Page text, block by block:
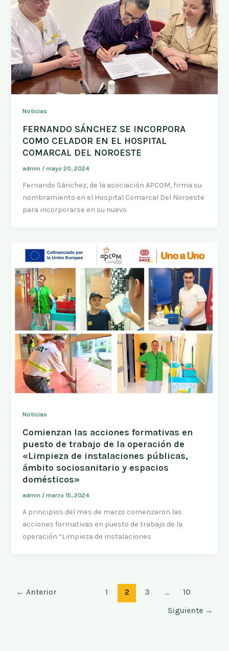
Noticias
FERNANDO SÁNCHEZ SE INCORPORA
COMO CELADOR EN EL HOSPITAL
COMARCAL DEL NOROESTE
admin /mayo 20, 2024
Fernando Sánchez, de la asociación APCOM, firma su
nombramiento en el Hospital Comarcal Del Noroeste
para incorporarse en su nuevo
Noticias
Comienzan las acciones formativas en
puesto de trabajo de la operación de
«Limpieza de instalaciones públicas,
ámbito sociosanitario y espacios
domésticos»
admin /marzo 15, 2024
A principios del mes de marzo comenzaron las
acciones formativas en puesto de trabajo de la
operación “Limpieza de instalaciones
← Anterior 1 2 3 … 10
Siguiente →